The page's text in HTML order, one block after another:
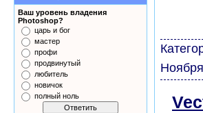
Ваш уровень владения
Photoshop?
царь и бог
мастер
профи
продвинутый
любитель
новичок
полный ноль